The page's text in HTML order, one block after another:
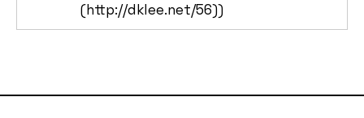
(http://dklee.net/56))